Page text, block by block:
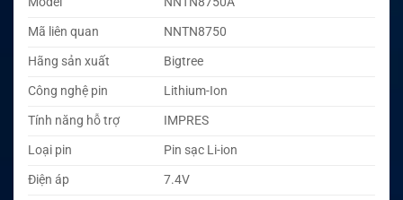
Mã liên quan
NNTN8750
Hãng sản xuất
Bigtree
Công nghệ pin
Lithium-Ion
Tính năng hỗ trợ
IMPRES
Loại pin
Pin sạc Li-ion
Điện áp
7.4V